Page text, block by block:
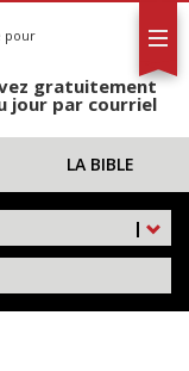
pour
gratuitement
jour par courriel
LA BIBLE
|